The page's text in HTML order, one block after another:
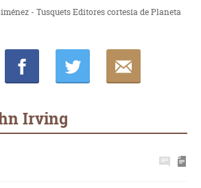
- Tusquets Editores cortesía de Planeta
Irving